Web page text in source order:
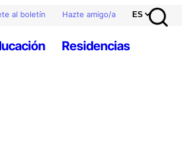
al boletín Hazte amigo/a
Residencias